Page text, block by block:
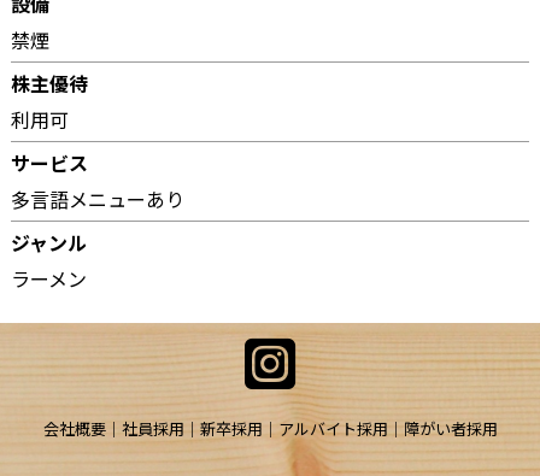
禁煙
株主優待
利用可
サービス
多言語メニューあり
ジャンル
ラーメン
会社概要 社員採用 新卒採用 アルバイト採用 障がい者採用